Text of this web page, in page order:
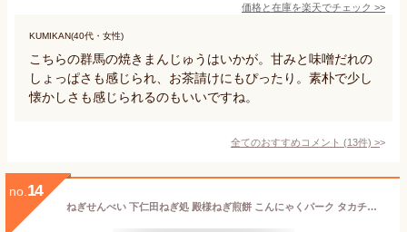
価格と在庫を楽天でチェック >>
KUMIKAN(40代・女性)
こちらの群馬の焼きまんじゅうはいかが。甘みと味噌だれの
しょっぱさも感じられ、お茶請けにもぴったり。素朴で少し
懐かしさも感じられるのもいいですね。
全てのおすすめコメント (13件) >
no. 14
ねぎせんべい 下仁田ねぎ処 殿様ねぎ煎餅 こんにゃくパーク タカチホ 赤城銘販 お菓子 煎餅 せんべい 下仁田ネギ 詰め合わせ ヨコオデイリーフーズ (27枚*1箱入)